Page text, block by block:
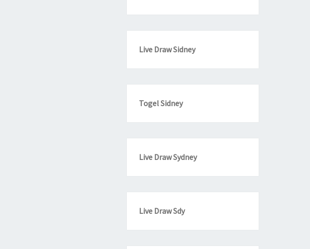
Live Draw Sidney
Togel Sidney
Live Draw Sydney
Live Draw Sdy